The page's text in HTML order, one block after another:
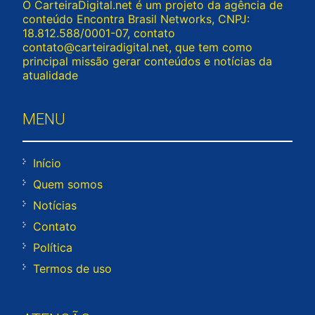
O CarteiraDigital.net é um projeto da agência de
conteúdo Encontra Brasil Networks, CNPJ:
18.812.588/0001-07, contato
contato@carteiradigital.net, que tem como
principal missão gerar conteúdos e notícias da
atualidade
MENU
Início
Quem somos
Notícias
Contato
Política
Termos de uso